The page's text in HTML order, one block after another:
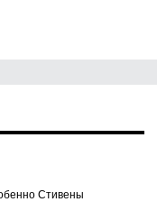
Стивены